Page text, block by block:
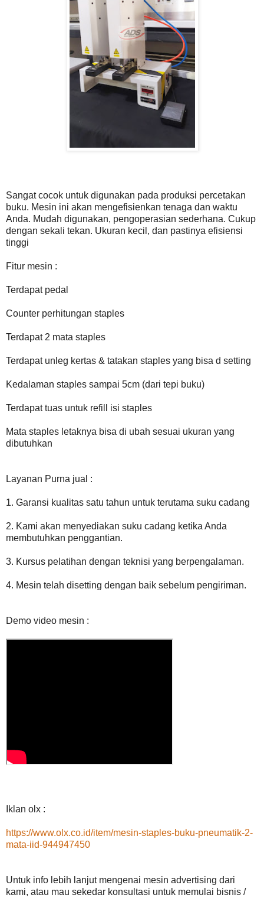
Sangat cocok untuk digunakan pada produksi percetakan
buku. Mesin ini akan mengefisienkan tenaga dan waktu
Anda. Mudah digunakan, pengoperasian sederhana. Cukup
dengan sekali tekan. Ukuran kecil, dan pastinya efisiensi
tinggi
Fitur mesin :
Terdapat pedal
Counter perhitungan staples
Terdapat 2 mata staples
Terdapat unleg kertas & tatakan staples yang bisa d setting
Kedalaman staples sampai 5cm (dari tepi buku)
Terdapat tuas untuk refill isi staples
Mata staples letaknya bisa di ubah sesuai ukuran yang
dibutuhkan
Layanan Purna jual :
1. Garansi kualitas satu tahun untuk terutama suku cadang
2. Kami akan menyediakan suku cadang ketika Anda
membutuhkan penggantian.
3. Kursus pelatihan dengan teknisi yang berpengalaman.
4. Mesin telah disetting dengan baik sebelum pengiriman.
Demo video mesin :
Iklan olx :
https://www.olx.co.id/item/mesin-staples-buku-pneumatik-2-
mata-iid-944947450
Untuk info lebih lanjut mengenai mesin advertising dari
kami, atau mau sekedar konsultasi untuk memulai bisnis /